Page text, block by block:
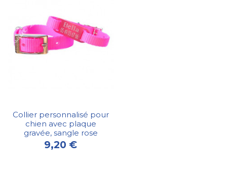
Collier personnalisé pour
chien avec plaque
gravée, sangle rose
9,20 €